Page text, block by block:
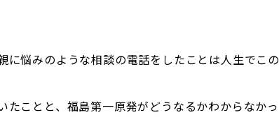
悩みのような相談の電話をしたことは人生でこの
ことと、福島第一原発がどうなるかわからなかっ